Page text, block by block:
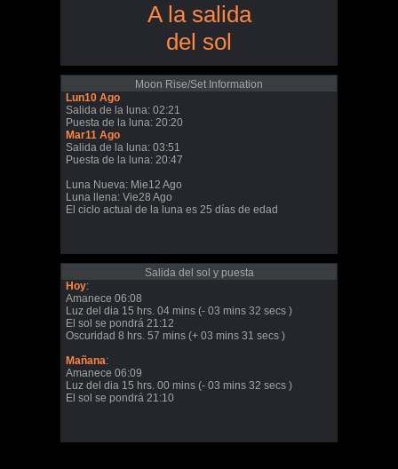
A la salida
del sol
Moon Rise/Set Information
Lun10 Ago
Salida de la luna: 02:21
Puesta de la luna: 20:20
Mar11 Ago
Salida de la luna: 03:51
Puesta de la luna: 20:47
Luna Nueva: Mie12 Ago
Luna llena: Vie28 Ago
El ciclo actual de la luna es 25 días de edad
Salida del sol y puesta
Hoy:
Amanece 06:08
Luz del dia 15 hrs. 04 mins (- 03 mins 32 secs )
El sol se pondrá 21:12
Oscuridad 8 hrs. 57 mins (+ 03 mins 31 secs )
Mañana:
Amanece 06:09
Luz del dia 15 hrs. 00 mins (- 03 mins 32 secs )
El sol se pondrá 21:10